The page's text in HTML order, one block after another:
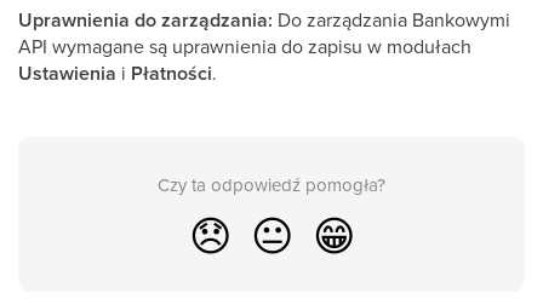
Uprawnienia do zarządzania: Do zarządzania Bankowymi
API wymagane są uprawnienia do zapisu w modułach
Ustawienia i Płatności.
Czy ta odpowiedź pomogła?
😞 😐 😁